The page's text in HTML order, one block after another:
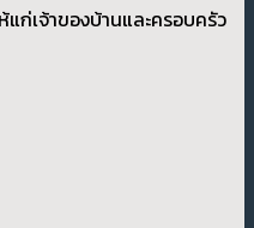
ก่เจ้าของบ้านและครอบครัว